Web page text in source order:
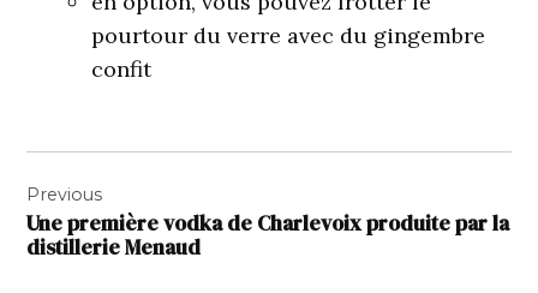
pourtour du verre avec du gingembre
confit
de
l’article
Previous
Une première vodka de Charlevoix produite par la
distillerie Menaud